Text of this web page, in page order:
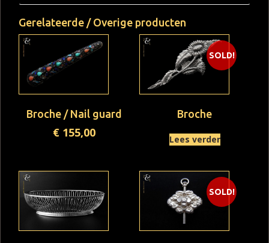
Gerelateerde / Overige producten
Broche / Nail guard
€ 155,00
SOLD!
Broche
Lees verder
SOLD!